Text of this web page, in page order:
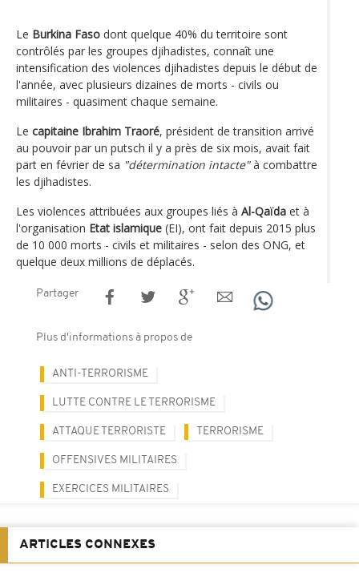
Le Burkina Faso dont quelque 40% du territoire sont
contrôlés par les groupes djihadistes, connaît une
intensification des violences djihadistes depuis le début de
l'année, avec plusieurs dizaines de morts - civils ou
militaires - quasiment chaque semaine.
Le capitaine Ibrahim Traoré, président de transition arrivé
au pouvoir par un putsch il y a près de six mois, avait fait
part en février de sa "détermination intacte"à combattre
les djihadistes.
Les violences attribuées aux groupes liés à Al-Qaïda et à
l'organisation Etat islamique (EI), ont fait depuis 2015 plus
de 10 000 morts - civils et militaires - selon des ONG, et
quelque deux millions de déplacés.
Partager
Plus d'informations à propos de
ANTI-TERRORISME
LUTTE CONTRE LE TERRORISME
ATTAQUE TERRORISTE TERRORISME
OFFENSIVES MILITAIRES
EXERCICES MILITAIRES
ARTICLES CONNEXES